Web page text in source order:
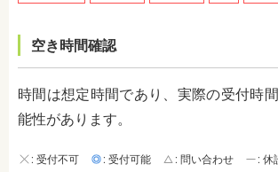
空き時間確認
時間は想定時間であり、実際の受付時
能性があります。
: 受付不可 : 受付可能 : 問い合わせ : 休